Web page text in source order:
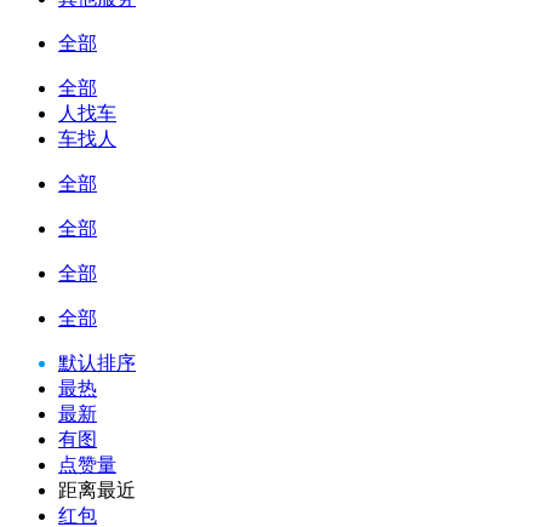
全部
全部
人找车
车找人
全部
全部
全部
全部
默认排序
最热
最新
有图
点赞量
距离最近
红包